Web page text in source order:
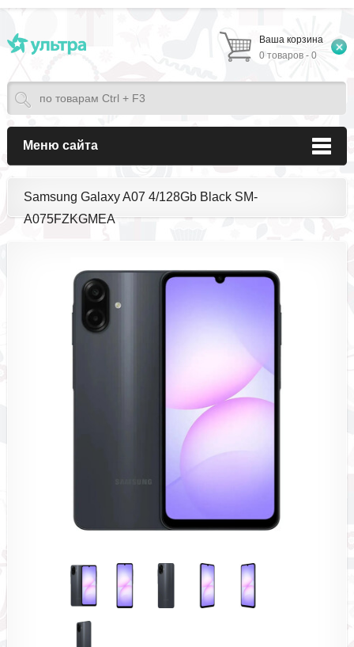
Ваша корзина
0 товаров - 0
Меню сайта
Samsung Galaxy A07 4/128Gb Black SM-
A075FZKGMEA